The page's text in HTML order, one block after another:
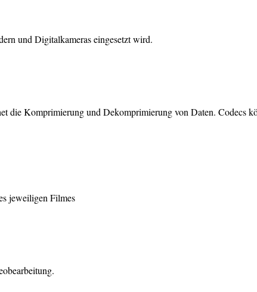
und Digitalkameras eingesetzt wird.
die Komprimierung und Dekomprimierung von Daten.
jeweiligen Filmes